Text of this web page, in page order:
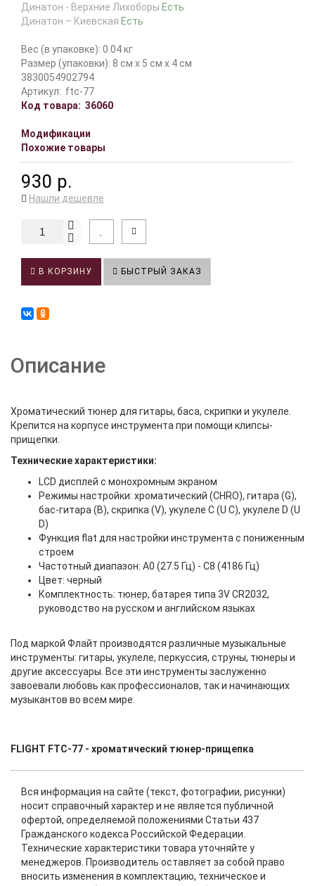
Динатон - Верхние Лихоборы Есть
Динатон – Киевская Есть
Вес (в упаковке): 0.04 кг
Размер (упаковки): 8 см x 5 см x 4 см
3830054902794
Артикул: ftc-77
Код товара: 36060
Модификации
Похожие товары
930 р.
Нашли дешевле
В КОРЗИНУ БЫСТРЫЙ ЗАКАЗ
Описание
Хроматический тюнер для гитары, баса, скрипки и укулеле.
Крепится на корпусе инструмента при помощи клипсы-
прищепки.
Технические характеристики:
LCD дисплей с монохромным экраном
Режимы настройки: хроматический (CHRO), гитара (G),
бас-гитара (B), скрипка (V), укулеле C (U C), укулеле D (U
D)
Функция flat для настройки инструмента с пониженным
строем
Частотный диапазон: A0 (27.5 Гц) - C8 (4186 Гц)
Цвет: черный
Комплектность: тюнер, батарея типа 3V CR2032,
руководство на русском и английском языках
Под маркой Флайт производятся различные музыкальные
инструменты: гитары, укулеле, перкуссия, струны, тюнеры и
другие аксессуары. Все эти инструменты заслуженно
завоевали любовь как профессионалов, так и начинающих
музыкантов во всем мире.
FLIGHT FTC-77 - хроматический тюнер-прищепка
Вся информация на сайте (текст, фотографии, рисунки)
носит справочный характер и не является публичной
офертой, определяемой положениями Статьи 437
Гражданского кодекса Российской Федерации.
Технические характеристики товара уточняйте у
менеджеров. Производитель оставляет за собой право
вносить изменения в комплектацию, техническое и